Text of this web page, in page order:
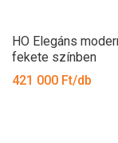
HO Elegáns
fekete színben
421 000 Ft/db